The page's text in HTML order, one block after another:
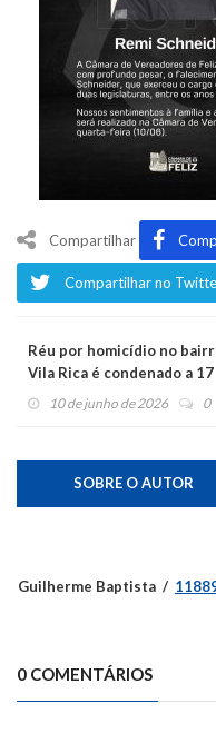
Compartilhar
Compartilhar no
Réu por homicídio no
Vila Rica é condenado a 17
anos de prisão
10 de junho de 2026 0
SOBRE O AUTOR
Guilherme Baptista
0 COMENTÁRIOS